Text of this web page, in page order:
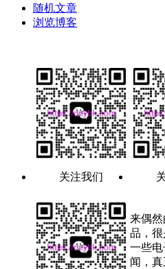
随机文章
浏览博客
关注我们
来偶
品，
一些
闻，